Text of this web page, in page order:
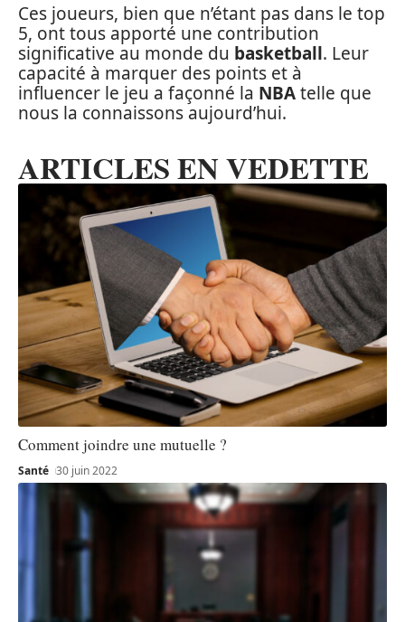
Ces joueurs, bien que n’étant pas dans le top
5, ont tous apporté une contribution
significative au monde du basketball. Leur
capacité à marquer des points et à
influencer le jeu a façonné la NBAtelle que
nous la connaissons aujourd’hui.
ARTICLES EN VEDETTE
Comment joindre une mutuelle ?
Santé 30 juin 2022